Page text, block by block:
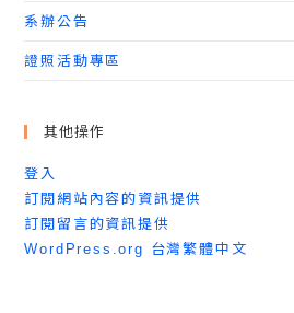
系辦公告
證照活動專區
其他操作
登入
訂閱網站內容的資訊提供
訂閱留言的資訊提供
WordPress.org 台灣繁體中文